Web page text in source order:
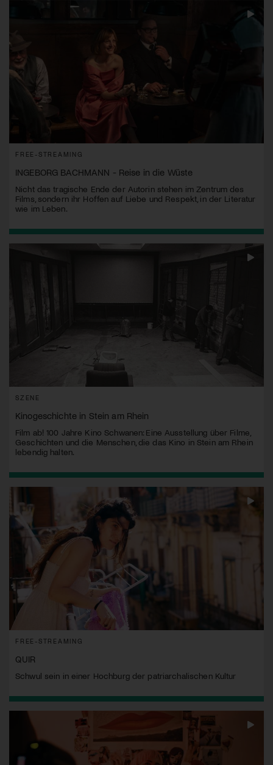
FREE-STREAMING
INGEBORG BACHMANN - Reise in die Wüste
Nicht das tragische Ende der Autorin stehen im Zentrum des
Films, sondern ihr Hoffen auf Liebe und Respekt, in der Literatur
wie im Leben.
SZENE
Kinogeschichte in Stein am Rhein
Film ab! 100 Jahre Kino Schwanen: Eine Ausstellung über Filme,
Geschichten und die Menschen, die das Kino in Stein am Rhein
lebendig halten.
FREE-STREAMING
QUIR
Schwul sein in einer Hochburg der patriarchalischen Kultur